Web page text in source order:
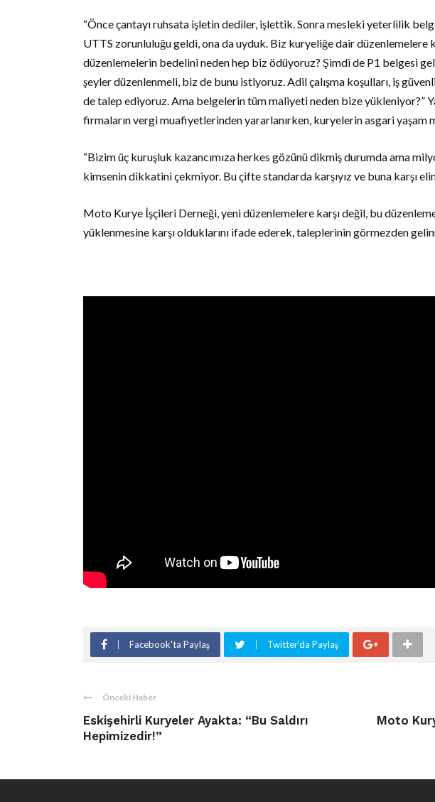
“Önce çantayı ruhsata işletin dediler, işlettik. Sonra mesleki yeterlilik
UTTS zorunluluğu geldi, ona da uyduk. Biz kuryeliğe dair düzenlemelere
düzenlemelerin bedelini neden hep biz ödüyoruz? Şimdi de P1 belgesi
şeyler düzenlenmeli, biz de bunu istiyoruz. Adil çalışma koşulları, iş
de talep ediyoruz. Ama belgelerin tüm maliyeti neden bize yükleniyor?”
firmaların vergi muafiyetlerinden yararlanırken, kuryelerin asgari yaşam
“Bizim üç kuruşluk kazancımıza herkes gözünü dikmiş durumda ama
kimsenin dikkatini çekmiyor. Bu çifte standarda karşıyız ve buna karşı
Moto Kurye İşçileri Derneği, yeni düzenlemelere karşı değil, bu
yüklenmesine karşı olduklarını ifade ederek, taleplerinin görmezden
Facebook'ta Paylaş Twitter'da Paylaş
Önceki Haber
Eskişehirli Kuryeler Ayakta: “Bu Saldırı
Hepimizedir!”
Moto